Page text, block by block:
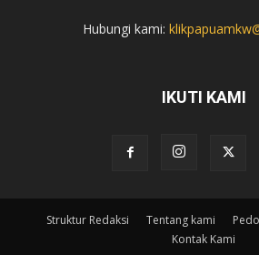
Hubungi kami:
IKUTI KAMI
Struktur Redaksi Tentang kami
Kontak Kami